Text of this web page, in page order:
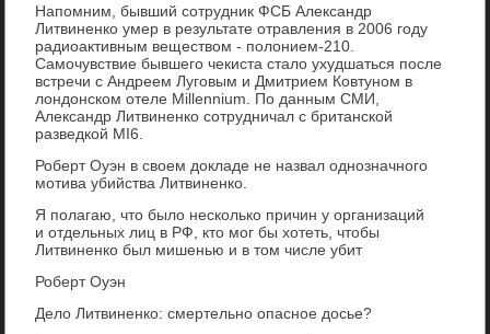
Напомним, бывший сотрудник ФСБ Александр
Литвиненко умер в результате отравления в 2006 году
радиоактивным веществом - полонием-210.
Самочувствие бывшего чекиста стало ухудшаться после
встречи с Андреем Луговым и Дмитрием Ковтуном в
лондонском отеле Millennium. По данным СМИ,
Александр Литвиненко сотрудничал с британской
разведкой MI6.
Роберт Оуэн в своем докладе не назвал однозначного
мотива убийства Литвиненко.
Я полагаю, что было несколько причин у организаций
и отдельных лиц в РФ, кто мог бы хотеть, чтобы
Литвиненко был мишенью и в том числе убит
Роберт Оуэн
Дело Литвиненко: смертельно опасное досье?